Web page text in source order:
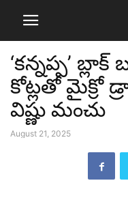
‘కన్నప్ప’
కోట్లతో మైక్రో
విష్ణు మంచు
August 21, 2025